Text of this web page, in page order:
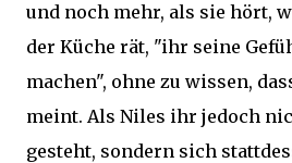
und noch mehr, als sie hört,
der Küche rät, "ihr seine
machen", ohne zu wissen,
meint. Als Niles ihr jedoch
gesteht, sondern sich